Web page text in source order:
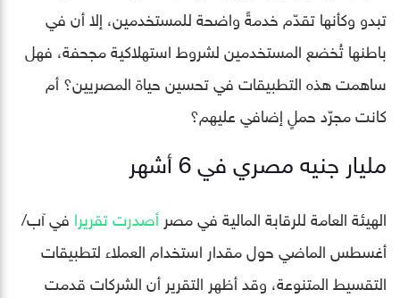
تبدو وكأنها تقدّم خدمةً واضحة للمستخدمين، إلا أن في
باطنها تُخضع المستخدمين لشروط استهلاكية مجحفة، فهل
ساهمت هذه التطبيقات في تحسين حياة المصريين؟ أم
كانت مجرّد حملٍ إضافي عليهم؟
مليار جنيه مصري في 6 أشهر
الهيئة العامة للرقابة المالية في مصر أصدرت تقريرا في آب/
أغسطس الماضي حول مقدار استخدام العملاء لتطبيقات
التقسيط المتنوعة، وقد أظهر التقرير أن الشركات قدمت